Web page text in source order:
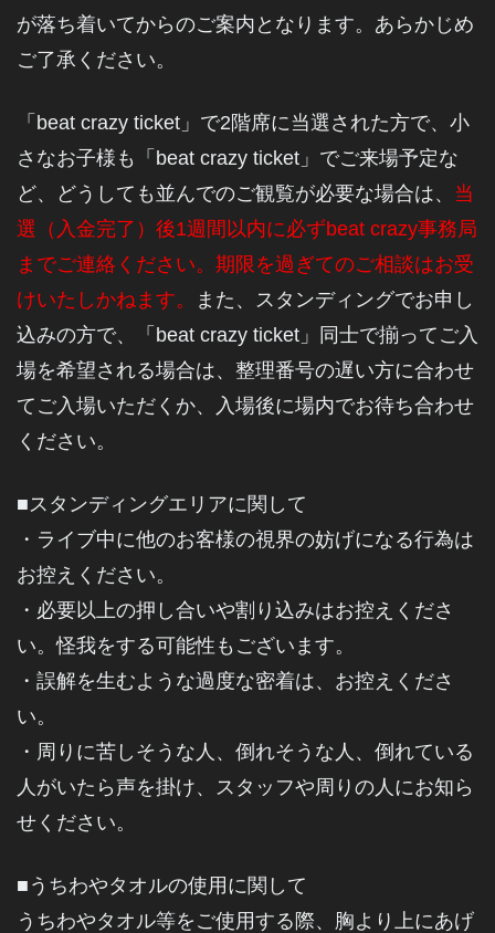
が落ち着いてからのご案内となります。あらかじめ
ご了承ください。
「beat crazy ticket」で2階席に当選された方で、小
さなお子様も「beat crazy ticket」でご来場予定な
ど、どうしても並んでのご観覧が必要な場合は、 当
選（入金完了）後1週間以内に必ずbeat crazy事務局
までご連絡ください。期限を過ぎてのご相談はお受
けいたしかねます。
また、スタンディングでお申し
込みの方で、「beat crazy ticket」同士で揃ってご入
場を希望される場合は、整理番号の遅い方に合わせ
てご入場いただくか、入場後に場内でお待ち合わせ
ください。
■スタンディングエリアに関して
・ライブ中に他のお客様の視界の妨げになる行為は
お控えください。
・必要以上の押し合いや割り込みはお控えくださ
い。怪我をする可能性もございます。
・誤解を生むような過度な密着は、お控えくださ
い。
・周りに苦しそうな人、倒れそうな人、倒れている
人がいたら声を掛け、スタッフや周りの人にお知ら
せください。
■ うちわやタオルの使用に関して
うちわやタオル等をご使用する際、胸より上にあげ